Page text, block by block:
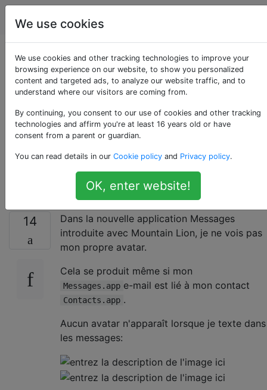
Apple
Comment puis-je
ajouter des images
d'avatar / de profil
manquantes dans les
messages?
14
Dans la nouvelle application Messages
introduite avec Mountain Lion, je ne vois pas
mon propre avatar.
Cela se produit même si mon
Messages.app e-mail est lié à mon contact
Contacts.app .
Aucun avatar n'apparaît lorsque je texte dans
les messages:
We use cookies
We use cookies and other tracking technologies to improve your
browsing experience on our website, to show you personalized
content and targeted ads, to analyze our website traffic, and to
understand where our visitors are coming from.
By continuing, you consent to our use of cookies and other tracking
technologies and affirm you're at least 16 years old or have
consent from a parent or guardian.
You can read details in our Cookie policy and Privacy policy.
OK, enter website!